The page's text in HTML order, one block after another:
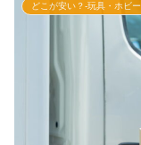
どこが安い？-玩具・ホビー